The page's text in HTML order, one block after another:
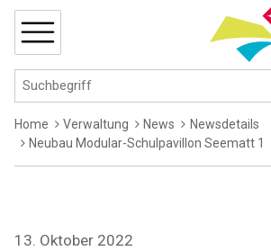
Navigieren in
Schnellnavigation
Hauptnavigation
Suchbegriff
Breadcrumb
Home Verwaltung News
Newsdetails
Neubau Modular-Schulpavillon Seematt 1
13. Oktober 2022